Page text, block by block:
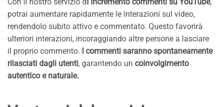
potrai aumentare rapidamente le interazioni sul video,
rendendolo subito attivo e commentato. Questo favorirà
ulteriori interazioni, incoraggiando altre persone a lasciare
il proprio commento. I commenti saranno spontaneamente
rilasciati dagli utenti, garantendo un coinvolgimento
autentico e naturale.